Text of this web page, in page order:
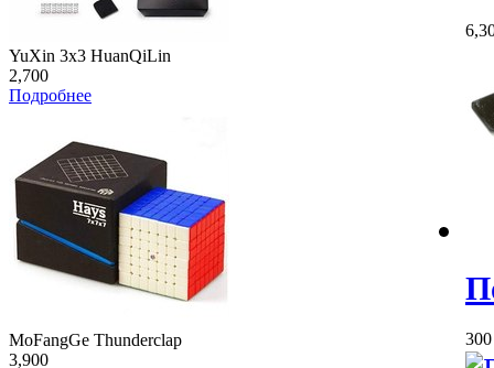
YuXin 3x3 HuanQiLin
2,700
Подробнее
MoFangGe Thunderclap
3,900